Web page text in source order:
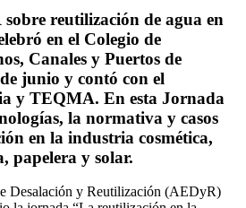
reutilización de agua en
en el Colegio de
Canales y Puertos de
junio y contó con el
y TEQMA. En esta Jornada
la normativa y casos
en la industria cosmética,
papelera y solar.
Desalación y Reutilización (AEDyR)